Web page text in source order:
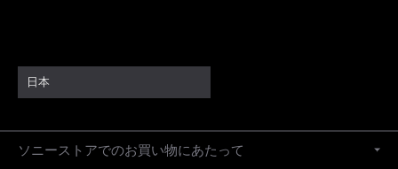
日本
ソニーストアでのお買い物にあたって